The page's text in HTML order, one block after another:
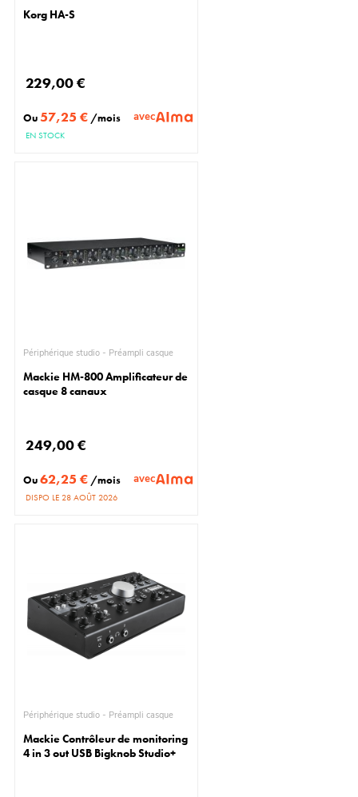
Korg HA-S
229,00 €
Ou57,25 € /mois avec
EN STOCK
Périphérique studio - Préampli casque
Mackie HM-800 Amplificateur de
casque 8 canaux
249,00 €
Ou62,25 € /mois avec
DISPO LE 28 AOÛT 2026
Périphérique studio - Préampli casque
Mackie Contrôleur de monitoring
4 in 3 out USB Bigknob Studio+